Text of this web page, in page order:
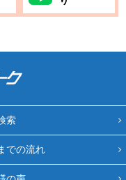
索
での流れ